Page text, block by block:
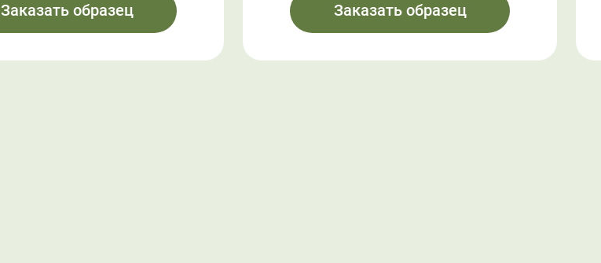
Заказать образец Заказать образец